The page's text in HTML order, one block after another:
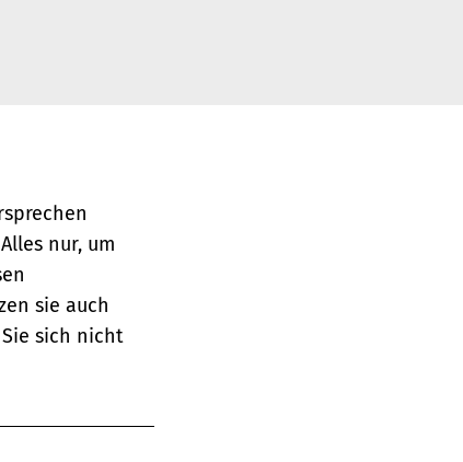
nur, um
sie auch
sich nicht